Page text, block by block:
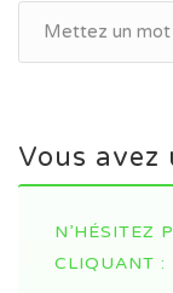
Vous avez
N’HÉSITEZ
CLIQUANT :